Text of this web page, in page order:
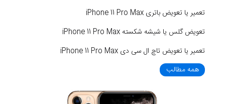
تعمیر یا تعویض باتری iPhone 11 Pro Max
تعویض گلس یا شیشه شکسته iPhone 11 Pro Max
تعمیر یا تعویض تاچ ال سی دی iPhone 11 Pro Max
همه مطالب